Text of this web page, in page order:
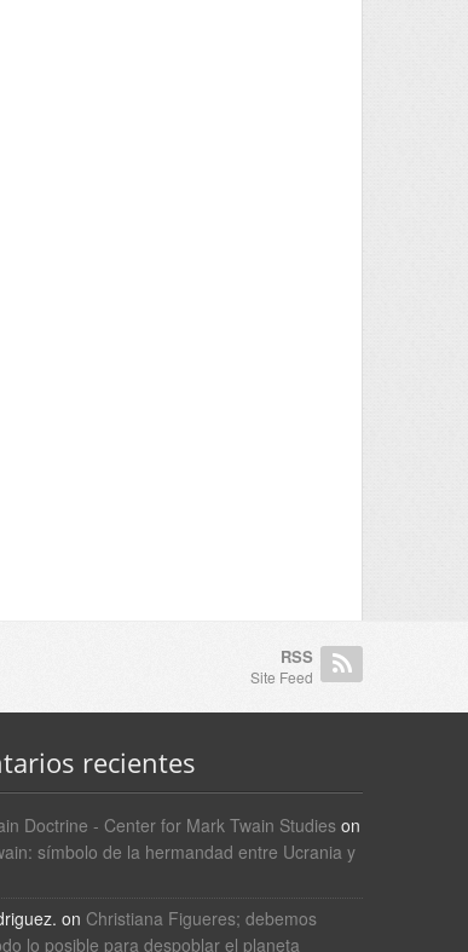
RSS
Site Feed
recientes
Doctrine - Center for Mark Twain Studieson
símbolo de la hermandad entre Ucrania y
on Christiana Figueres; debemos
lo posible para despoblar el planeta